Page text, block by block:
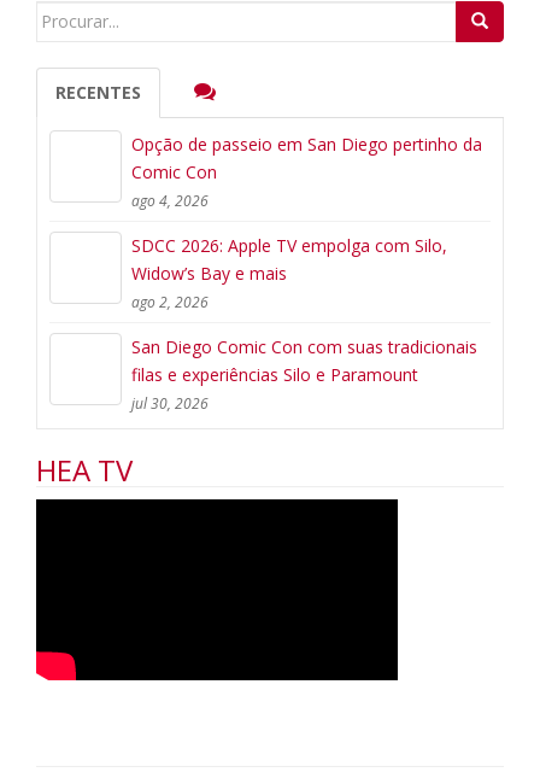
Search
RECENTES
Opção de passeio em San Diego pertinho da
Comic Con
ago 4, 2026
SDCC 2026: Apple TV empolga com Silo,
Widow’s Bay e mais
ago 2, 2026
San Diego Comic Con com suas tradicionais
filas e experiências Silo e Paramount
jul 30, 2026
HEA TV